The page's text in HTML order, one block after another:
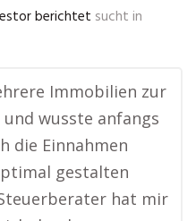
berichtet sucht in
Immobilien zur
wusste anfangs
die Einnahmen
gestalten
hat mir